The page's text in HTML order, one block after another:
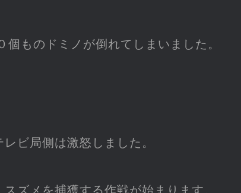
個ものドミノが倒れてしまいました。
ビ局側は激怒しました。
ズメを捕獲する作戦が始まります。